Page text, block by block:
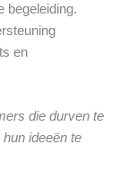
begeleiding.
en
die durven te
ideeën te